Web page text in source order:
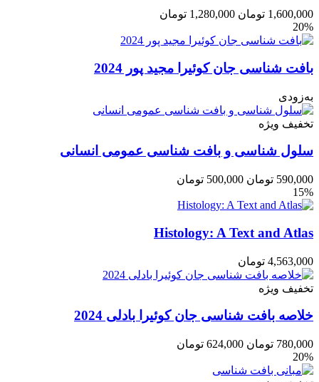
1,600,000 تومان 1,280,000 تومان
20%
بافت شناسی جان کوئیرا مجید پور 2024
به‌زودی
تخفیف ویژه
سلول شناسی و بافت شناسی عمومی انسانی
590,000 تومان 500,000 تومان
15%
Histology: A Text and Atlas
4,563,000 تومان
تخفیف ویژه
خلاصه بافت شناسی جان کوئیرا بادلی 2024
780,000 تومان 624,000 تومان
20%